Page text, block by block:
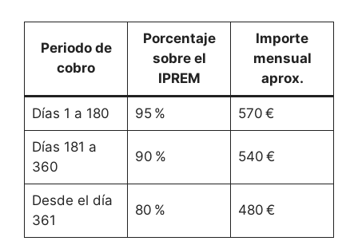
Periodo de
cobro
Porcentaje
sobre el
IPREM
Importe
mensual
aprox.
Días 1 a 180 95 % 570 €
Días 181 a
360
90 % 540 €
Desde el día
361
80 % 480 €